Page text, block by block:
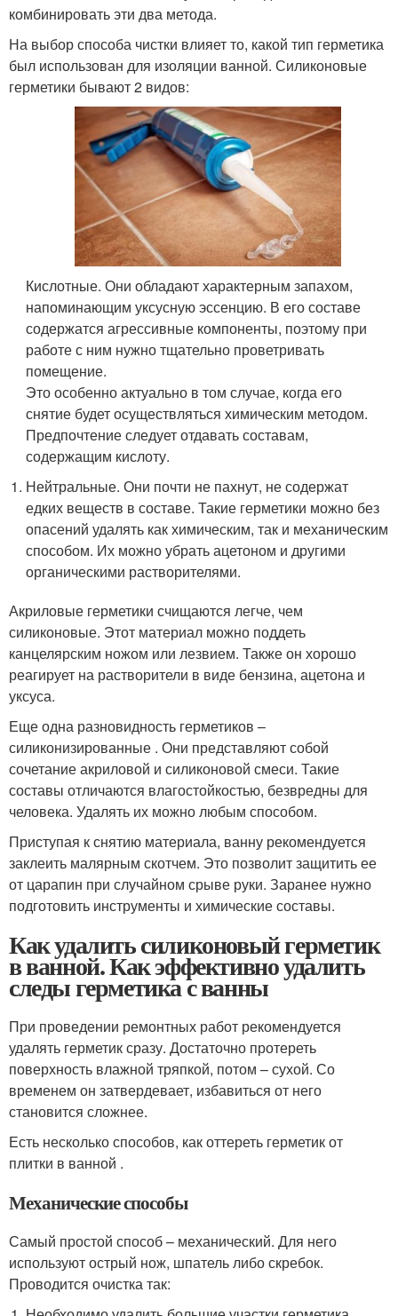
комбинировать эти два метода.
На выбор способа чистки влияет то, какой тип герметика
был использован для изоляции ванной. Силиконовые
герметики бывают 2 видов:
Кислотные. Они обладают характерным запахом,
напоминающим уксусную эссенцию. В его составе
содержатся агрессивные компоненты, поэтому при
работе с ним нужно тщательно проветривать
помещение.
Это особенно актуально в том случае, когда его
снятие будет осуществляться химическим методом.
Предпочтение следует отдавать составам,
содержащим кислоту.
Нейтральные. Они почти не пахнут, не содержат
едких веществ в составе. Такие герметики можно без
опасений удалять как химическим, так и механическим
способом. Их можно убрать ацетоном и другими
органическими растворителями.
Акриловые герметики счищаются легче, чем
силиконовые. Этот материал можно поддеть
канцелярским ножом или лезвием. Также он хорошо
реагирует на растворители в виде бензина, ацетона и
уксуса.
Еще одна разновидность герметиков –
силиконизированные . Они представляют собой
сочетание акриловой и силиконовой смеси. Такие
составы отличаются влагостойкостью, безвредны для
человека. Удалять их можно любым способом.
Приступая к снятию материала, ванну рекомендуется
заклеить малярным скотчем. Это позволит защитить ее
от царапин при случайном срыве руки. Заранее нужно
подготовить инструменты и химические составы.
Как удалить силиконовый герметик
в ванной. Как эффективно удалить
следы герметика с ванны
При проведении ремонтных работ рекомендуется
удалять герметик сразу. Достаточно протереть
поверхность влажной тряпкой, потом – сухой. Со
временем он затвердевает, избавиться от него
становится сложнее.
Есть несколько способов, как оттереть герметик от
плитки в ванной .
Механические способы
Самый простой способ – механический. Для него
используют острый нож, шпатель либо скребок.
Проводится очистка так: